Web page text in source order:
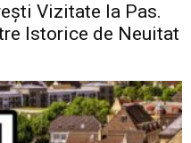
Vizitate la Pas.
Istorice de Neuitat